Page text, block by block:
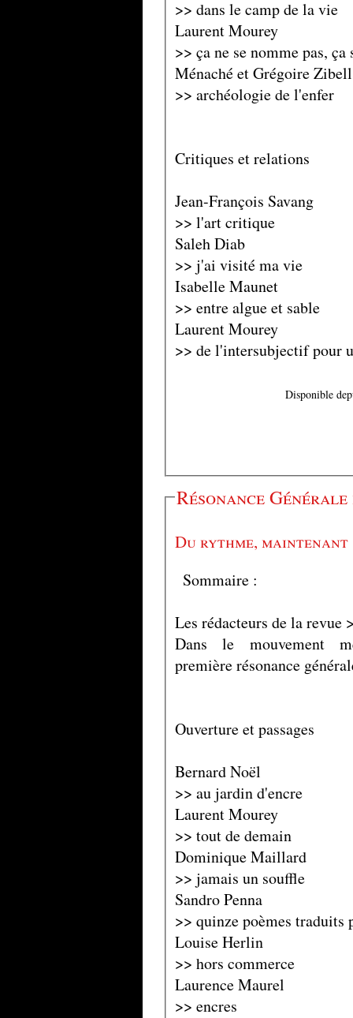
>> dans le camp de la vie
Laurent Mourey
>> ça ne se nomme pas, ça
Ménaché et Grégoire Zibell
>> archéologie de l'enfer
Critiques et relations
Jean-François Savang
>> l'art critique
Saleh Diab
>> j'ai visité ma vie
Isabelle Maunet
>> entre algue et sable
Laurent Mourey
>> de l'intersubjectif pour
Disponible
Résonance Générale
Du rythme, maintenant
Sommaire :
Les rédacteurs de la revue
Dans le mouvement
première résonance
Ouverture et passages
Bernard Noël
>> au jardin d'encre
Laurent Mourey
>> tout de demain
Dominique Maillard
>> jamais un souffle
Sandro Penna
>> quinze poèmes traduits
Louise Herlin
>> hors commerce
Laurence Maurel
>> encres